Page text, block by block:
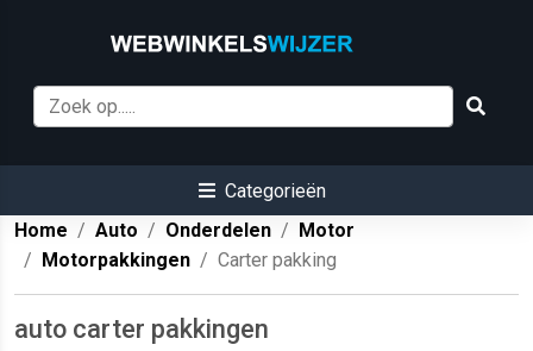
Categorieën
Home
Auto Onderdelen
Motor
Motorpakkingen
Carter pakking
auto carter pakkingen